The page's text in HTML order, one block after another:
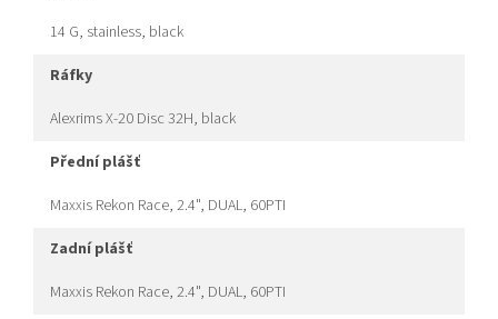
14 G, stainless, black
ráfky
Alexrims X-20 Disc 32H, black
přední plášť
Maxxis Rekon Race, 2.4", DUAL, 60PTI
zadní plášť
Maxxis Rekon Race, 2.4", DUAL, 60PTI